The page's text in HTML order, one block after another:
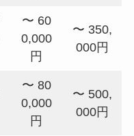
〜 60
0,000
円
〜 350,
000円
〜 80
0,000
円
〜 500,
000円